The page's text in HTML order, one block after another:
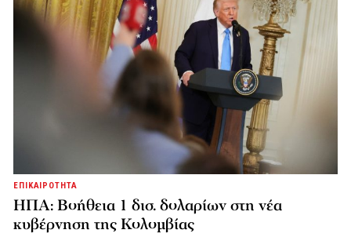
ΕΠΙΚΑΙΡΟΤΗΤΑ
ΗΠΑ: Βοήθεια 1 δισ. δολαρίων στη νέα
κυβέρνηση της Κολομβίας